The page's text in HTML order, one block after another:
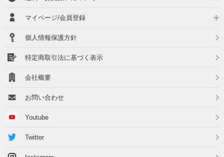
マイページ/会員登録
個人情報保護方針
特定商取引法に基づく表示
会社概要
お問い合わせ
Youtube
Twitter